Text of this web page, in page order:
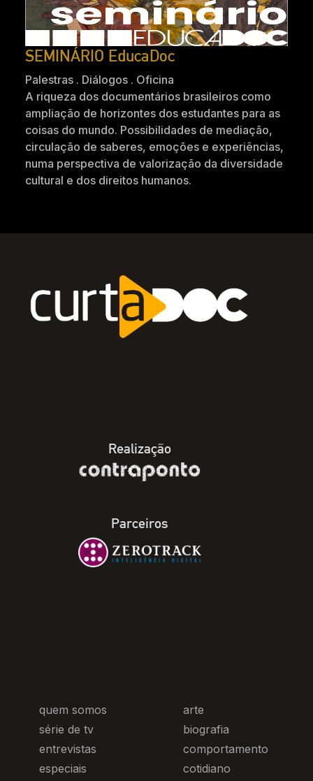
SEMINÁRIO EducaDoc
Palestras . Diálogos . Oficina
A riqueza dos documentários brasileiros como
ampliação de horizontes dos estudantes para as
coisas do mundo. Possibilidades de mediação,
circulação de saberes, emoções e experiências,
numa perspectiva de valorização da diversidade
cultural e dos direitos humanos.
Realização
Parceiros
quem somos
série de tv
entrevistas
especiais
arte
biografia
comportamento
cotidiano